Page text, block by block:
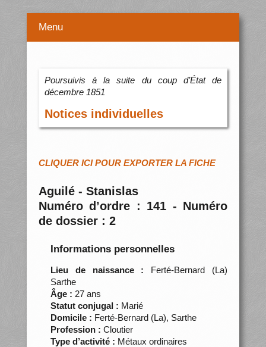
Menu
Poursuivis à la suite du coup d’État de
décembre 1851
Notices individuelles
CLIQUER ICI POUR EXPORTER LA FICHE
Aguilé - Stanislas
Numéro d’ordre : 141 - Numéro
de dossier : 2
Informations personnelles
Lieu de naissance : Ferté-Bernard (La)
Sarthe
Âge : 27 ans
Statut conjugal : Marié
Domicile : Ferté-Bernard (La), Sarthe
Profession : Cloutier
Type d’activité : Métaux ordinaires